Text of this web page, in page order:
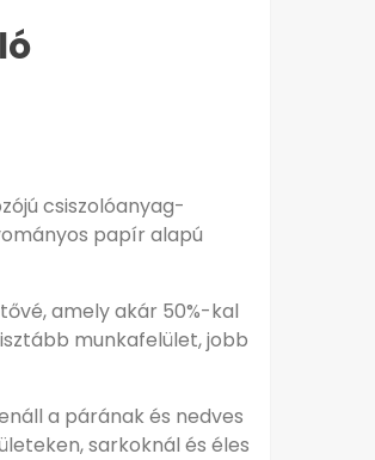
csiszolóanyag-
papír alapú
amely akár 50%-kal
munkafelület, jobb
a párának és nedves
sarkoknál és éles